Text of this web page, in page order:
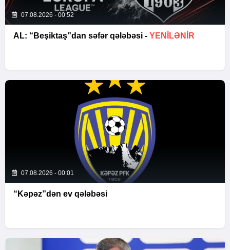
07.08.2026 - 00:52
AL: “Beşiktaş”dan səfər qələbəsi - YENİLƏNİR
07.08.2026 - 00:01
“Kəpəz”dən ev qələbəsi